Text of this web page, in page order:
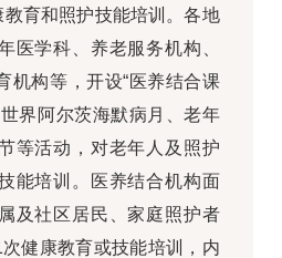
教育和照护技能培训。各地
医学科、养老服务机构、
机构等，开设“医养结合课
界阿尔茨海默病月、老年
等活动，对老年人及照护
能培训。医养结合机构面
及社区居民、家庭照护者
健康教育或技能培训，内